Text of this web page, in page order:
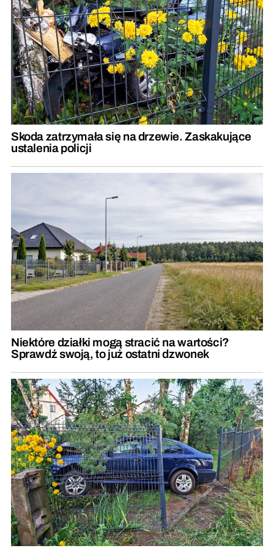
Skoda zatrzymała się na drzewie. Zaskakujące
ustalenia policji
Niektóre działki mogą stracić na wartości?
Sprawdź swoją, to już ostatni dzwonek